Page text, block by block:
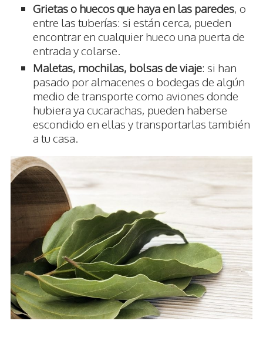
Grietas o huecos que haya en las paredes, o
entre las tuberías: si están cerca, pueden
encontrar en cualquier hueco una puerta de
entrada y colarse.
Maletas, mochilas, bolsas de viaje: si han
pasado por almacenes o bodegas de algún
medio de transporte como aviones donde
hubiera ya cucarachas, pueden haberse
escondido en ellas y transportarlas también
a tu casa.